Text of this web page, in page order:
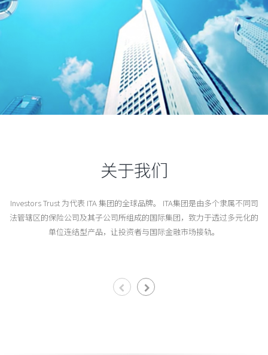
关于我们
Investors Trust 为代表 ITA 集团的全球品牌。 ITA集团是由多个隶属不同司
法管辖区的保险公司及其子公司所组成的国际集团，致力于透过多元化的
单位连结型产品，让投资者与国际金融市场接轨。